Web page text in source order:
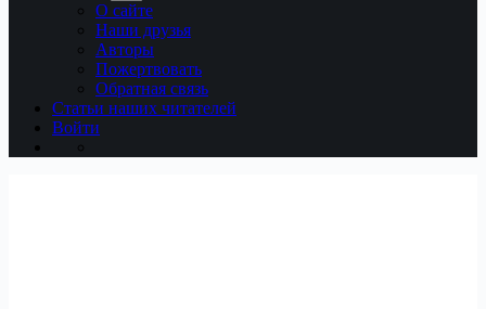
О сайте
Наши друзья
Авторы
Пожертвовать
Обратная связь
Статьи наших читателей
Войти